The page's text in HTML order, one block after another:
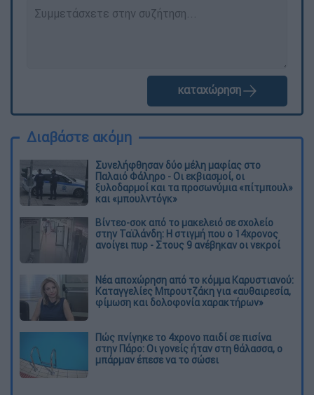
καταχώρηση
Διαβάστε ακόμη
Συνελήφθησαν δύο μέλη μαφίας στο
Παλαιό Φάληρο - Οι εκβιασμοί, οι
ξυλοδαρμοί και τα προσωνύμια «πίτμπουλ»
και «μπουλντόγκ»
Βίντεο-σοκ από το μακελειό σε σχολείο
στην Ταϊλάνδη: Η στιγμή που ο 14χρονος
ανοίγει πυρ - Στους 9 ανέβηκαν οι νεκροί
Νέα αποχώρηση από το κόμμα Καρυστιανού:
Καταγγελίες Μπρουτζάκη για «αυθαιρεσία,
φίμωση και δολοφονία χαρακτήρων»
Πώς πνίγηκε το 4χρονο παιδί σε πισίνα
στην Πάρο: Οι γονείς ήταν στη θάλασσα, ο
μπάρμαν έπεσε να το σώσει